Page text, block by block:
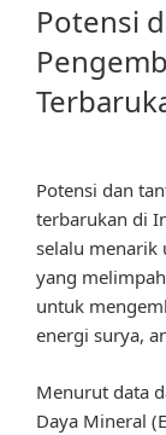
Potensi
Potensi dan
terbarukan di
selalu menarik
yang
untuk
energi surya,
Menurut data
Daya Mineral